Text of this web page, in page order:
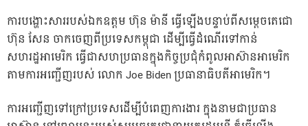
ការបង្ហោះសាររបស់ឯកឧត្តម ហ៊ុន ម៉ានី ធ្វើឡើងបន្ទាប់ពីសម្ដេចតេជោ
ហ៊ុន សែន ចាកចេញពីប្រទេសកម្ពុជា ដើម្បីធ្វើដំណើរទៅកាន់
សហរដ្ឋអាមេរិក ធ្វើជាសហប្រធានក្នុងកិច្ចប្រជុំកំពូលអាស៊ានអាមេរិក
តាមការអញ្ជើញរបស់ លោក Joe Biden ប្រធានាធិបតីអាមេរិក។
ការអញ្ជើញទៅក្រៅប្រទេសដើម្បីបំពេញការងារ ក្នុងនាមជាប្រធាន